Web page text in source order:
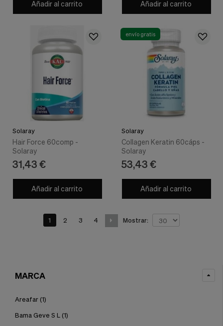
Añadir al carrito Añadir al carrito
Solaray
Hair Force 60comp -
Solaray
31,43 €
Añadir al carrito
envío gratis
Solaray
Collagen Keratin 60cáps -
Solaray
53,43 €
Añadir al carrito
1 2 3 4 Mostrar:
MARCA
Areafar (1)
Bama Geve S L (1)